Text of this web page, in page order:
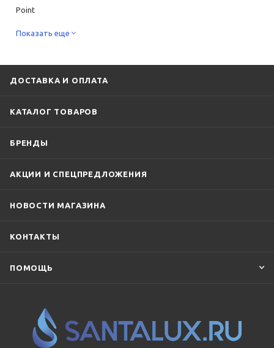
Point
Показать еще
ДОСТАВКА И ОПЛАТА
КАТАЛОГ ТОВАРОВ
БРЕНДЫ
АКЦИИ И СПЕЦПРЕДЛОЖЕНИЯ
НОВОСТИ МАГАЗИНА
КОНТАКТЫ
ПОМОЩЬ